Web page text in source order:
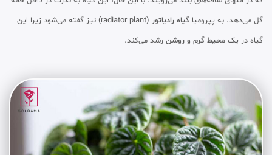
گل می‌دهد. به پپرومیا گیاه رادیاتور
(radiator plant) نیز گفته می‌شود زیرا این
گیاه در یک محیط گرم و روشن رشد می‌کند.